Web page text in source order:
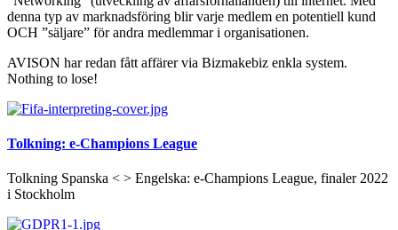
denna typ av marknadsföring blir varje medlem en potentiell kund
OCH ”säljare” för andra medlemmar i organisationen.
AVISON har redan fått affärer via Bizmakebiz enkla system.
Nothing to lose!
Tolkning: e-Champions League
Tolkning Spanska < > Engelska: e-Champions League, finaler 2022
i Stockholm